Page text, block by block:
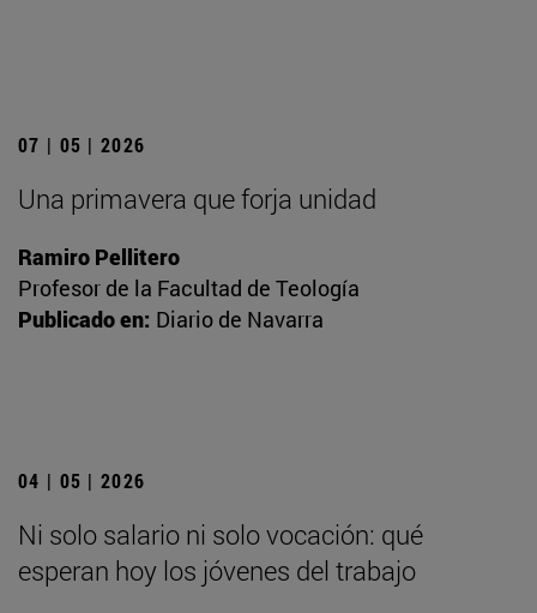
07 | 05 | 2026
Una primavera que forja unidad
Ramiro Pellitero
Profesor de la Facultad de Teología
Publicado en: Diario de Navarra
04 | 05 | 2026
Ni solo salario ni solo vocación: qué
esperan hoy los jóvenes del trabajo